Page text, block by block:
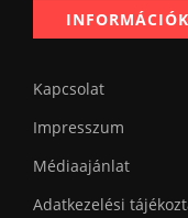
INFORMÁCIÓK
Kapcsolat
Impresszum
Médiaajánlat
Adatkezelési